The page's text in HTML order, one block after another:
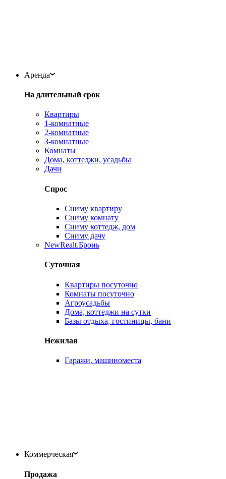
Аренда
На длительный срок
Квартиры
1-комнатные
2-комнатные
3-комнатные
Комнаты
Дома, коттеджи, усадьбы
Дачи
Спрос
Сниму квартиру
Сниму комнату
Сниму коттедж, дом
Сниму дачу
NewRealt.Бронь
Суточная
Квартиры посуточно
Комнаты посуточно
Агроусадьбы
Дома, коттеджи на сутки
Базы отдыха, гостиницы, бани
Нежилая
Гаражи, машиноместа
Коммерческая
Продажа